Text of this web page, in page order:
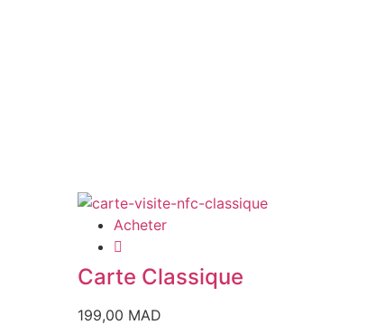
Acheter
Carte Classique
199,00 MAD